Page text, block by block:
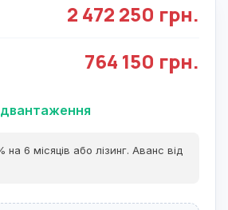
2 472 250 грн.
764 150 грн.
на 6 місяців або лізинг. Аванс від